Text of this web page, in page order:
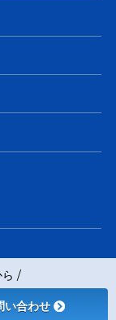
牛久店.
ら /
い合わせ